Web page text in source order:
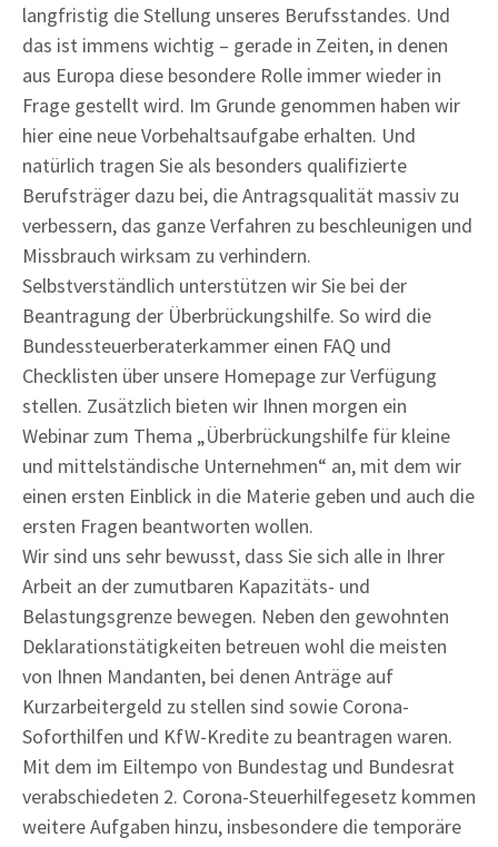
langfristig die Stellung unseres Berufsstandes. Und
das ist immens wichtig – gerade in Zeiten, in denen
aus Europa diese besondere Rolle immer wieder in
Frage gestellt wird. Im Grunde genommen haben wir
hier eine neue Vorbehaltsaufgabe erhalten. Und
natürlich tragen Sie als besonders qualifizierte
Berufsträger dazu bei, die Antragsqualität massiv zu
verbessern, das ganze Verfahren zu beschleunigen und
Missbrauch wirksam zu verhindern.
Selbstverständlich unterstützen wir Sie bei der
Beantragung der Überbrückungshilfe. So wird die
Bundessteuerberaterkammer einen FAQ und
Checklisten über unsere Homepage zur Verfügung
stellen. Zusätzlich bieten wir Ihnen morgen ein
Webinar zum Thema „Überbrückungshilfe für kleine
und mittelständische Unternehmen“ an, mit dem wir
einen ersten Einblick in die Materie geben und auch die
ersten Fragen beantworten wollen.
Wir sind uns sehr bewusst, dass Sie sich alle in Ihrer
Arbeit an der zumutbaren Kapazitäts- und
Belastungsgrenze bewegen. Neben den gewohnten
Deklarationstätigkeiten betreuen wohl die meisten
von Ihnen Mandanten, bei denen Anträge auf
Kurzarbeitergeld zu stellen sind sowie Corona-
Soforthilfen und KfW-Kredite zu beantragen waren.
Mit dem im Eiltempo von Bundestag und Bundesrat
verabschiedeten 2. Corona-Steuerhilfegesetz kommen
weitere Aufgaben hinzu, insbesondere die temporäre